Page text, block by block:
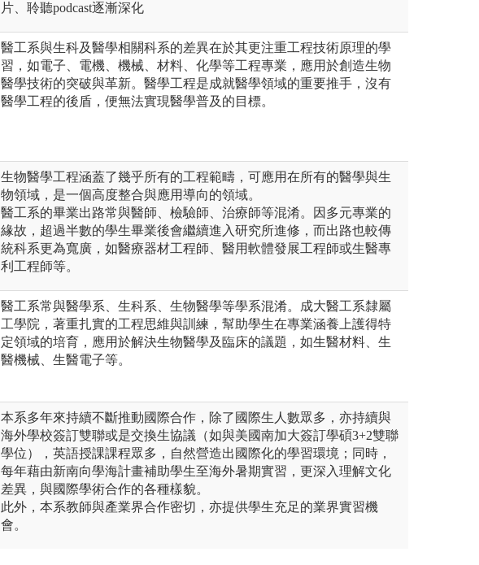
片、聆聽podcast逐漸深化
醫工系與生科及醫學相關科系的差異在於其更注重工程技術原理的學
習，如電子、電機、機械、材料、化學等工程專業，應用於創造生物
醫學技術的突破與革新。醫學工程是成就醫學領域的重要推手，沒有
醫學工程的後盾，便無法實現醫學普及的目標。
生物醫學工程涵蓋了幾乎所有的工程範疇，可應用在所有的醫學與生
物領域，是一個高度整合與應用導向的領域。
醫工系的畢業出路常與醫師、檢驗師、治療師等混淆。因多元專業的
緣故，超過半數的學生畢業後會繼續進入研究所進修，而出路也較傳
統科系更為寬廣，如醫療器材工程師、醫用軟體發展工程師或生醫專
利工程師等。
醫工系常與醫學系、生科系、生物醫學等學系混淆。成大醫工系隸屬
工學院，著重扎實的工程思維與訓練，幫助學生在專業涵養上護得特
定領域的培育，應用於解決生物醫學及臨床的議題，如生醫材料、生
醫機械、生醫電子等。
本系多年來持續不斷推動國際合作，除了國際生人數眾多，亦持續與
海外學校簽訂雙聯或是交換生協議（如與美國南加大簽訂學碩3+2雙聯
學位），英語授課課程眾多，自然營造出國際化的學習環境；同時，
每年藉由新南向學海計畫補助學生至海外暑期實習，更深入理解文化
差異，與國際學術合作的各種樣貌。
此外，本系教師與產業界合作密切，亦提供學生充足的業界實習機
會。